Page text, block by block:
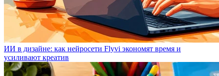
ИИ в дизайне: как нейросети Flyvi экономят время и
усиливают креатив